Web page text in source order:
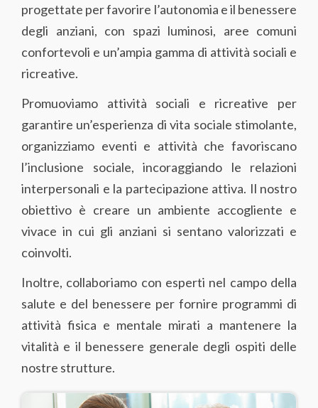
progettate per favorire l’autonomia e il benessere
degli anziani, con spazi luminosi, aree comuni
confortevoli e un’ampia gamma di attività sociali e
ricreative.
Promuoviamo attività sociali e ricreative per
garantire un’esperienza di vita sociale stimolante,
organizziamo eventi e attività che favoriscano
l’inclusione sociale, incoraggiando le relazioni
interpersonali e la partecipazione attiva. Il nostro
obiettivo è creare un ambiente accogliente e
vivace in cui gli anziani si sentano valorizzati e
coinvolti.
Inoltre, collaboriamo con esperti nel campo della
salute e del benessere per fornire programmi di
attività fisica e mentale mirati a mantenere la
vitalità e il benessere generale degli ospiti delle
nostre strutture.